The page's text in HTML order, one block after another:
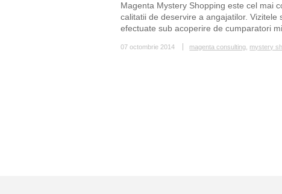
Magenta Mystery Shopping este cel mai
calitatii de deservire a angajatilor. Vizitele
efectuate sub acoperire de cumparatori
07 octombrie 2014 magenta consulting mystery